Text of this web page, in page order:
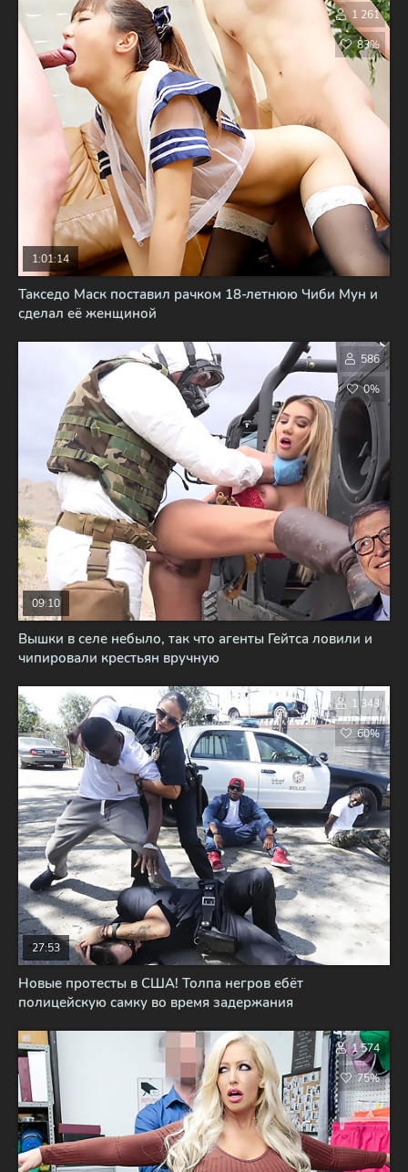
Такседо Маск поставил рачком 18-летнюю Чиби Мун и
сделал её женщиной
1:01:14
1 261
83%
Вышки в селе небыло, так что агенты Гейтса ловили и
чипировали крестьян вручную
09:10
586
0%
Новые протесты в США! Толпа негров ебёт
полицейскую самку во время задержания
27:53
1 343
60%
1 574
75%